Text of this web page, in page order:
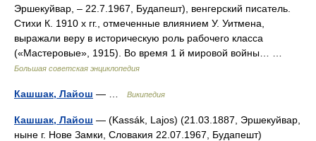
Эршекуйвар, ‒ 22.7.1967, Будапешт), венгерский писатель.
Стихи К. 1910 х гг., отмеченные влиянием У. Уитмена,
выражали веру в историческую роль рабочего класса
(«Мастеровые», 1915). Во время 1 й мировой войны… …
Большая советская энциклопедия
Кашшак, Лайош — … Википедия
Кашшак, Лайош — (Kassák, Lajos) (21.03.1887, Эршекуйвар,
ныне г. Нове Замки, Словакия 22.07.1967, Будапешт)